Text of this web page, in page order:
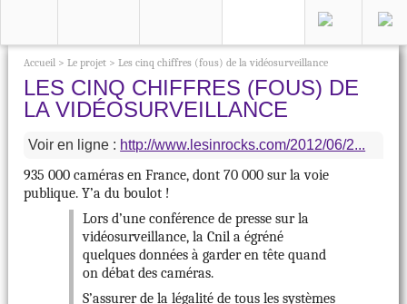
Accueil >Le projet >Les cinq chiffres (fous) de la vidéosurveillance
LES CINQ CHIFFRES (FOUS) DE
LA VIDÉOSURVEILLANCE
Voir en ligne : http://www.lesinrocks.com/2012/06/2...
935 000 caméras en France, dont 70 000 sur la voie
publique. Y’a du boulot !
Lors d’une conférence de presse sur la
vidéosurveillance, la Cnil a égréné
quelques données à garder en tête quand
on débat des caméras.
S’assurer de la légalité de tous les systèmes